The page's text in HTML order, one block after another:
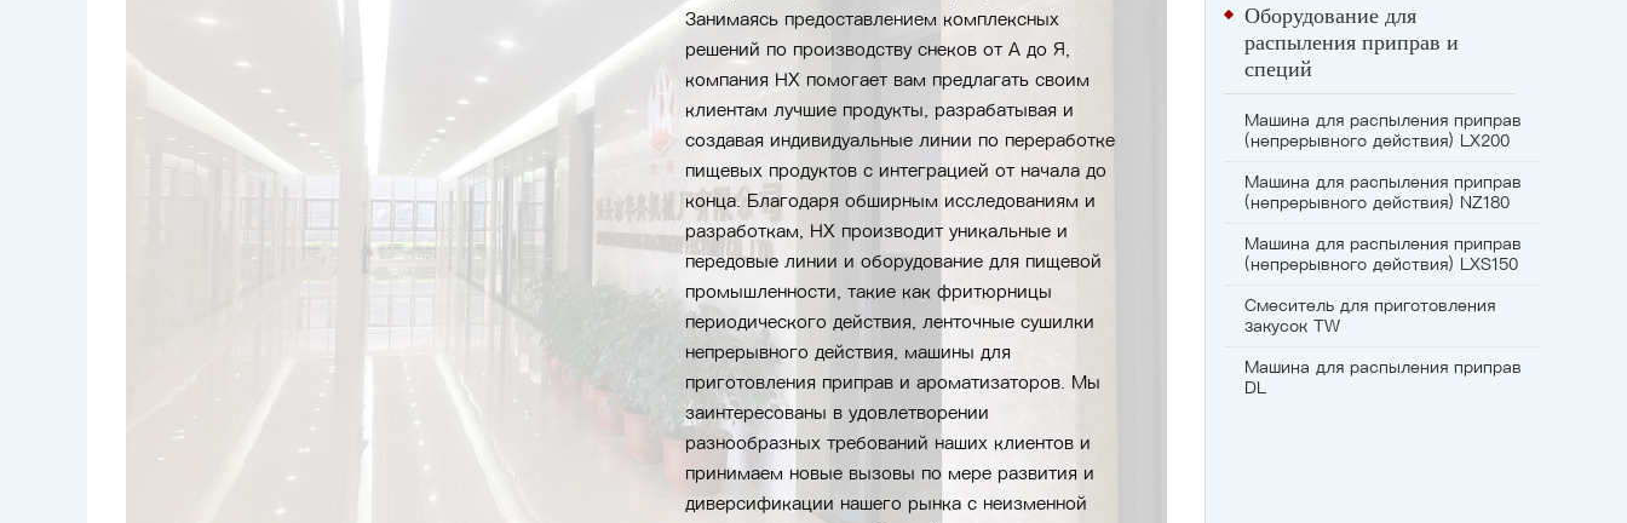
Занимаясь предоставлением комплексных
решений по производству снеков от А до Я,
компания HX помогает вам предлагать своим
клиентам лучшие продукты, разрабатывая и
создавая индивидуальные линии по переработке
пищевых продуктов с интеграцией от начала до
конца. Благодаря обширным исследованиям и
разработкам, HX производит уникальные и
передовые линии и оборудование для пищевой
промышленности, такие как фритюрницы
периодического действия, ленточные сушилки
непрерывного действия, машины для
приготовления приправ и ароматизаторов. Мы
заинтересованы в удовлетворении
разнообразных требований наших клиентов и
принимаем новые вызовы по мере развития и
диверсификации нашего рынка с неизменной
Оборудование для
распыления приправ и
специй
Машина для распыления приправ
(непрерывного действия) LX200
Машина для распыления приправ
(непрерывного действия) NZ180
Машина для распыления приправ
(непрерывного действия) LXS150
Смеситель для приготовления
закусок TW
Машина для распыления приправ
DL